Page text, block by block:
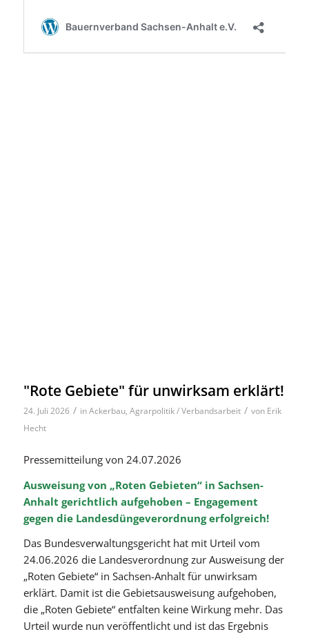
"Rote Gebiete" für unwirksam erklärt!
24. Juli 2026 / inAckerbau, Agrarpolitik / Verbandsarbeit / von Erik
Hecht
Pressemitteilung von 24.07.2026
Ausweisung von „Roten Gebieten“ in Sachsen-
Anhalt gerichtlich aufgehoben – Engagement
gegen die Landesdüngeverordnung erfolgreich!
Das Bundesverwaltungsgericht hat mit Urteil vom
24.06.2026 die Landesverordnung zur Ausweisung der
„Roten Gebiete“ in Sachsen-Anhalt für unwirksam
erklärt. Damit ist die Gebietsausweisung aufgehoben,
die „Roten Gebiete“ entfalten keine Wirkung mehr. Das
Urteil wurde nun veröffentlicht und ist das Ergebnis